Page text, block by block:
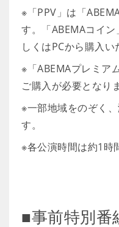
※「PPV」は「
す。「ABEMAコイ
しくはPCから購入い
※「ABEMAプレミア
ご購入が必要となり
※一部地域をのぞく
す。
※各公演時間は約1時
■事前特別番